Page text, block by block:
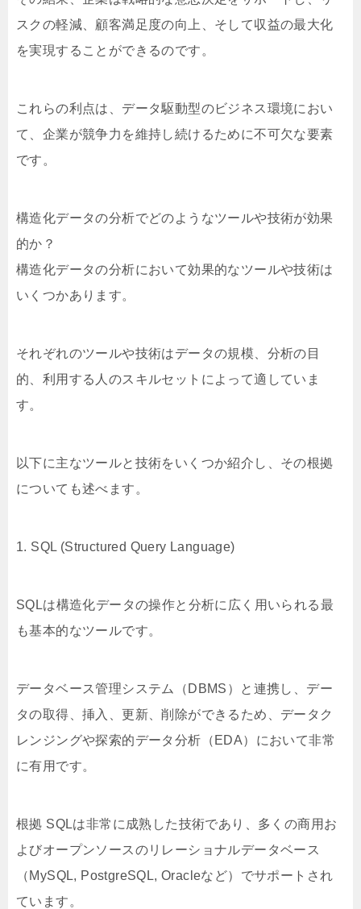
スクの軽減、顧客満足度の向上、そして収益の最大化
を実現することができるのです。
これらの利点は、データ駆動型のビジネス環境におい
て、企業が競争力を維持し続けるために不可欠な要素
です。
構造化データの分析でどのようなツールや技術が効果
的か？
構造化データの分析において効果的なツールや技術は
いくつかあります。
それぞれのツールや技術はデータの規模、分析の目
的、利用する人のスキルセットによって適していま
す。
以下に主なツールと技術をいくつか紹介し、その根拠
についても述べます。
1. SQL (Structured Query Language)
SQLは構造化データの操作と分析に広く用いられる最
も基本的なツールです。
データベース管理システム（DBMS）と連携し、デー
タの取得、挿入、更新、削除ができるため、データク
レンジングや探索的データ分析（EDA）において非常
に有用です。
根拠 SQLは非常に成熟した技術であり、多くの商用お
よびオープンソースのリレーショナルデータベース
（MySQL, PostgreSQL, Oracleなど）でサポートされ
ています。